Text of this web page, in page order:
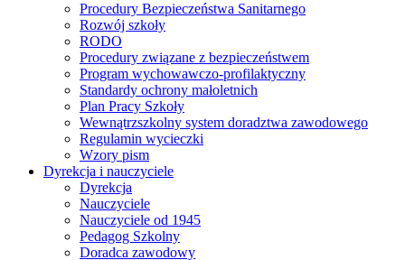
Procedury Bezpieczeństwa Sanitarnego
Rozwój szkoły
RODO
Procedury związane z bezpieczeństwem
Program wychowawczo-profilaktyczny
Standardy ochrony małoletnich
Plan Pracy Szkoły
Wewnątrzszkolny system doradztwa zawodowego
Regulamin wycieczki
Wzory pism
Dyrekcja i nauczyciele
Dyrekcja
Nauczyciele
Nauczyciele od 1945
Pedagog Szkolny
Doradca zawodowy